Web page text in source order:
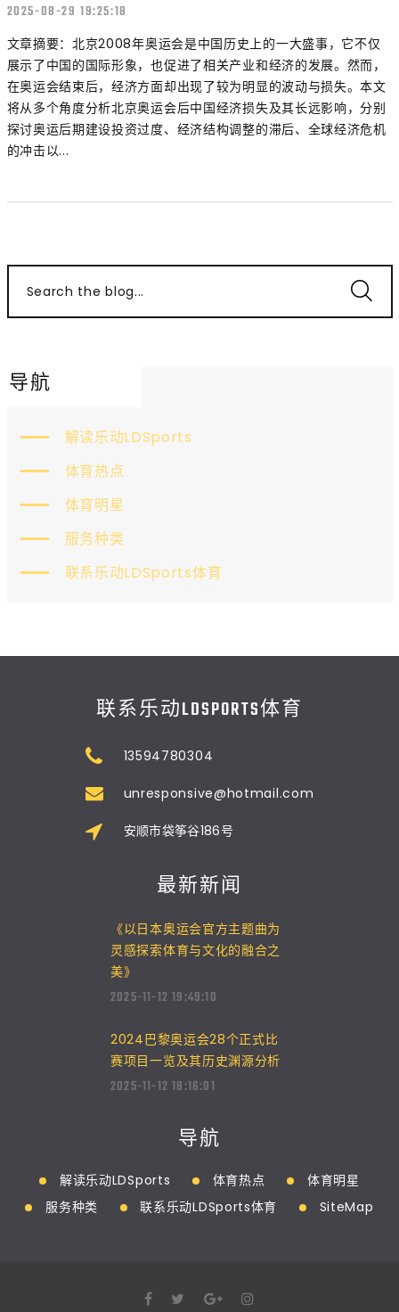
2025-08-29 19:25:18
文章摘要：北京2008年奥运会是中国历史上的一大盛事，它不仅
展示了中国的国际形象，也促进了相关产业和经济的发展。然而，
在奥运会结束后，经济方面却出现了较为明显的波动与损失。本文
将从多个角度分析北京奥运会后中国经济损失及其长远影响，分别
探讨奥运后期建设投资过度、经济结构调整的滞后、全球经济危机
的冲击以...
Search the blog...
导航
解读乐动LDSports
体育热点
体育明星
服务种类
联系乐动LDSports体育
联系乐动LDSPORTS体育
13594780304
unresponsive@hotmail.com
安顺市袋筝谷186号
最新新闻
《以日本奥运会官方主题曲为
灵感探索体育与文化的融合之
美》
2025-11-12 19:49:10
2024巴黎奥运会28个正式比
赛项目一览及其历史渊源分析
2025-11-12 18:16:01
导航
解读乐动LDSports 体育热点
体育明星
服务种类
联系乐动LDSports体育 SiteMap